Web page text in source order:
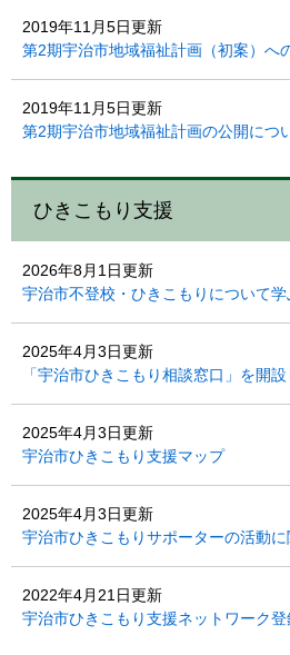
2019年11月5日更新
第2期宇治市地域福祉計画（初案）へ
2019年11月5日更新
第2期宇治市地域福祉計画の公開につ
ひきこもり支援
2026年8月1日更新
宇治市不登校・ひきこもりについて
2025年4月3日更新
「宇治市ひきこもり相談窓口」を開
2025年4月3日更新
宇治市ひきこもり支援マップ
2025年4月3日更新
宇治市ひきこもりサポーターの活動
2022年4月21日更新
宇治市ひきこもり支援ネットワーク